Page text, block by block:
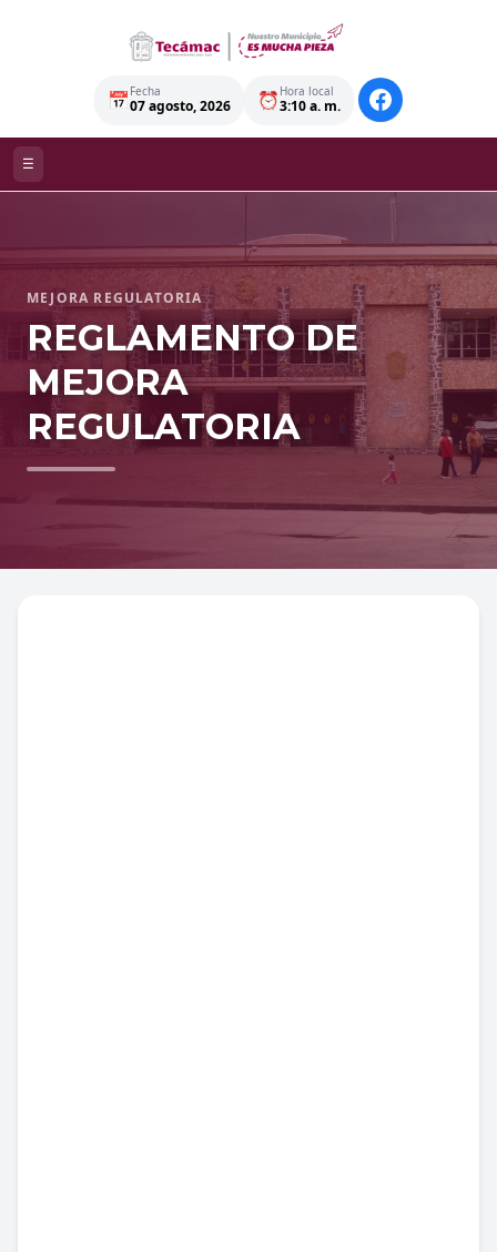
📅 Fecha
07 agosto, 2026 ⏰ Hora local
3:10 a. m.
☰
MEJORA REGULATORIA
REGLAMENTO DE
MEJORA
REGULATORIA